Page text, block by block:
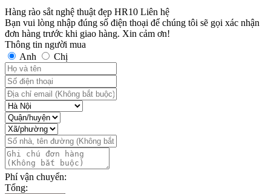
Hàng rào sắt nghệ thuật đẹp HR10 Liên hệ
Bạn vui lòng nhập đúng số điện thoại để chúng tôi sẽ gọi xác nhận
đơn hàng trước khi giao hàng. Xin cảm ơn!
Thông tin người mua
Anh
Chị
Phí vận chuyển:
Tổng: